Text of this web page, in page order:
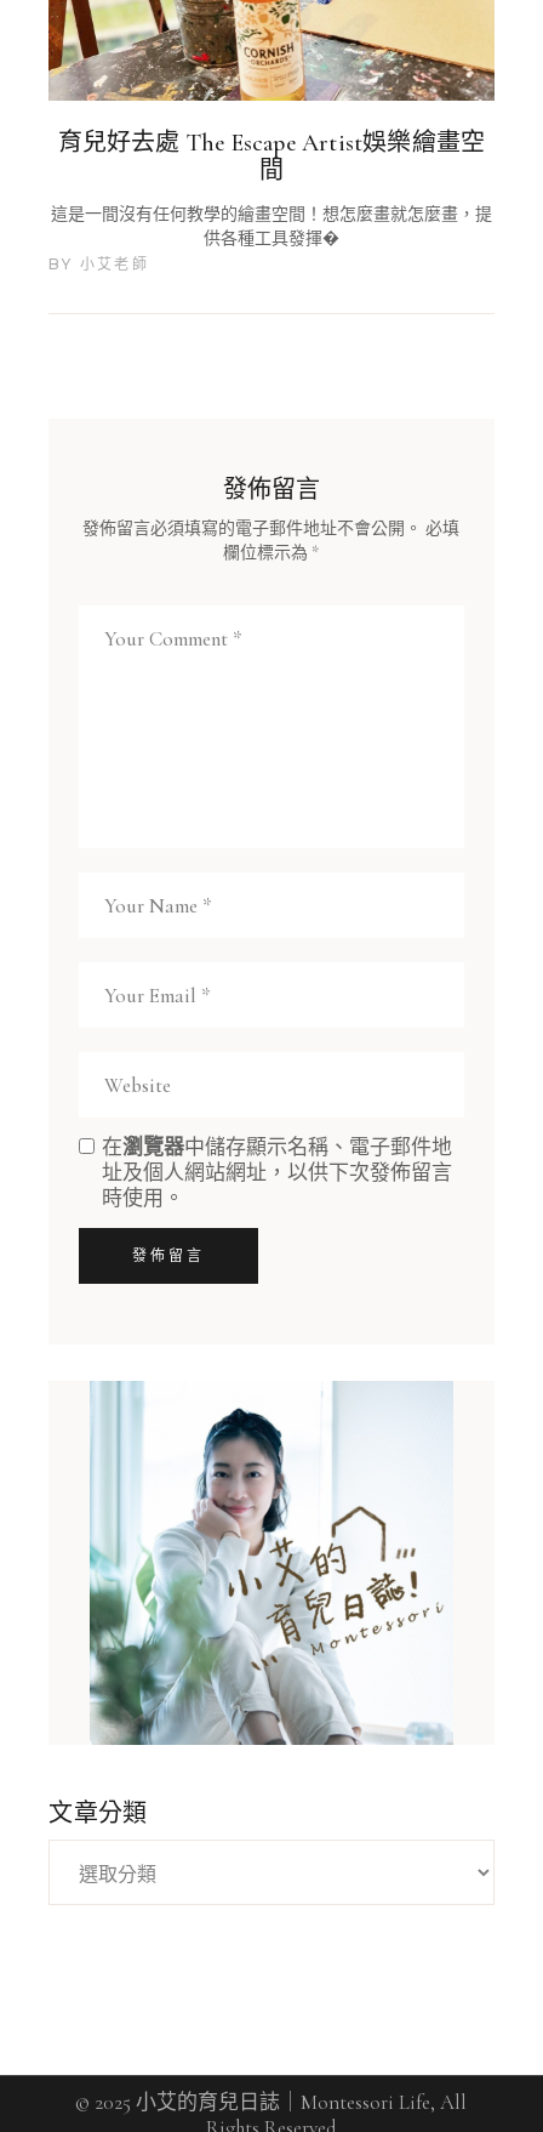
育兒好去處 The Escape Artist娛樂繪畫空
間
這是一間沒有任何教學的繪畫空間！想怎麼畫就怎麼畫，提
供各種工具發揮�
BY 小艾老師
發佈留言
發佈留言必須填寫的電子郵件地址不會公開。 必填
欄位標示為 *
在瀏覽器中儲存顯示名稱、電子郵件地
址及個人網站網址，以供下次發佈留言
時使用。
發佈留言
文章分類
© 2025 小艾的育兒日誌｜Montessori Life, All